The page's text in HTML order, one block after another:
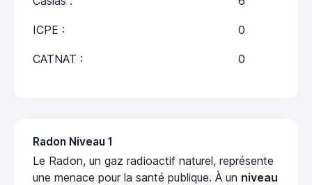
ICPE : 0
CATNAT : 0
Radon Niveau 1
Le Radon, un gaz radioactif naturel, représente
une menace pour la santé publique. À un niveau